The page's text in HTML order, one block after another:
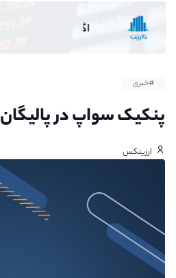
#خبری
پنکیک سواپ در پالیگان
ارزینکس